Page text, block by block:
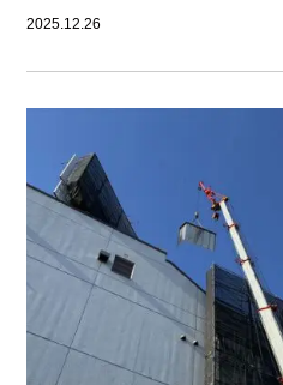
2025.12.26